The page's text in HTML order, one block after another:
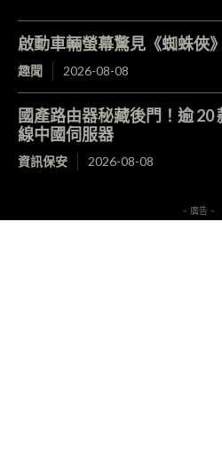
啟動車輛螢幕驚見《蜘蛛俠
趣聞 2026-08-08
國產路由器秘藏後門！逾 20
線中國伺服器
資訊保安 2026-08-08
- 廣告 -